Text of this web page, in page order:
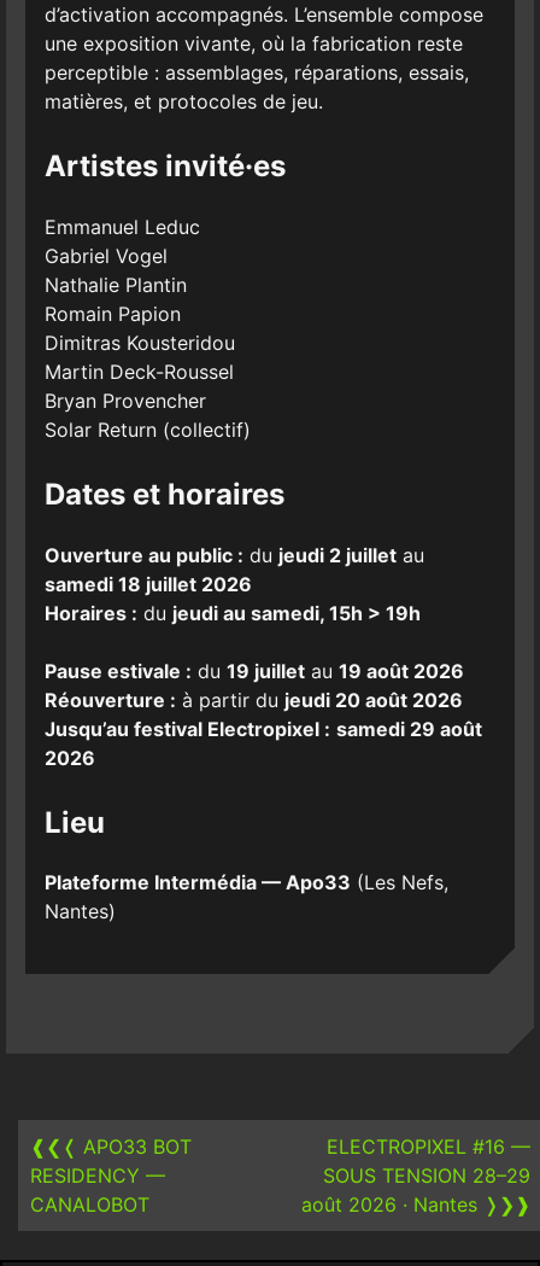
d’activation accompagnés. L’ensemble compose
une exposition vivante, où la fabrication reste
perceptible : assemblages, réparations, essais,
matières, et protocoles de jeu.
Artistes invité·es
Emmanuel Leduc
Gabriel Vogel
Nathalie Plantin
Romain Papion
Dimitras Kousteridou
Martin Deck-Roussel
Bryan Provencher
Solar Return (collectif)
Dates et horaires
Ouverture au public : du jeudi 2 juilletau
samedi 18 juillet 2026
Horaires : du jeudi au samedi, 15h > 19h
Pause estivale : du 19 juilletau 19 août 2026
Réouverture : à partir du jeudi 20 août 2026
Jusqu’au festival Electropixel : samedi 29 août
2026
Lieu
Plateforme Intermédia — Apo33 (Les Nefs,
Nantes)
navigation
❰❮❬ APO33 BOT
RESIDENCY —
CANALOBOT
ELECTROPIXEL #16 —
SOUS TENSION 28–29
août 2026 · Nantes ❭❯❱